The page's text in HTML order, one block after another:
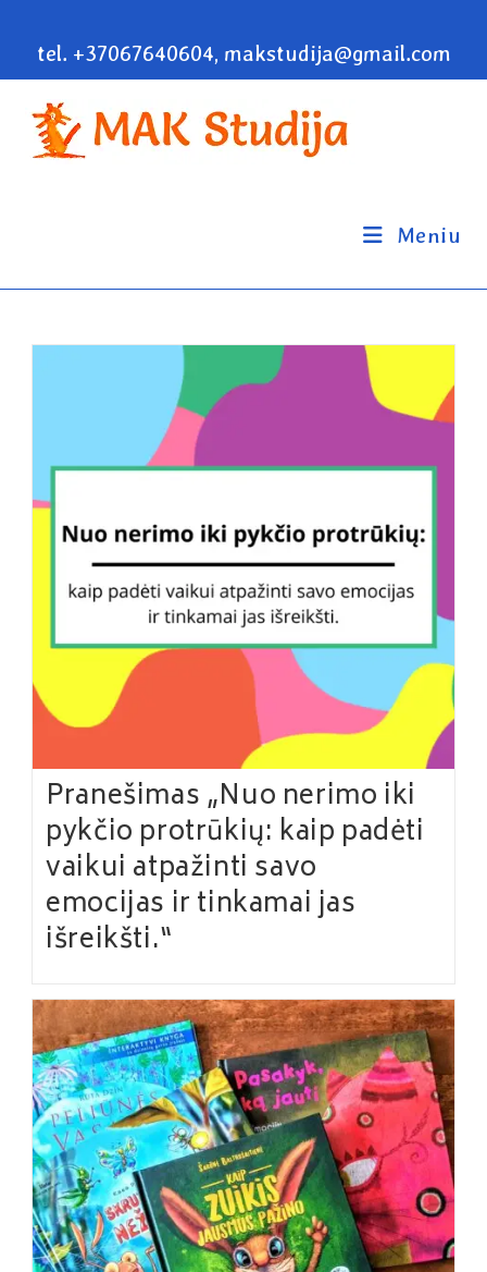
tel. +37067640604, makstudija@gmail.com
Meniu
Pranešimas „Nuo nerimo iki
pykčio protrūkių: kaip padėti
vaikui atpažinti savo
emocijas ir tinkamai jas
išreikšti.“